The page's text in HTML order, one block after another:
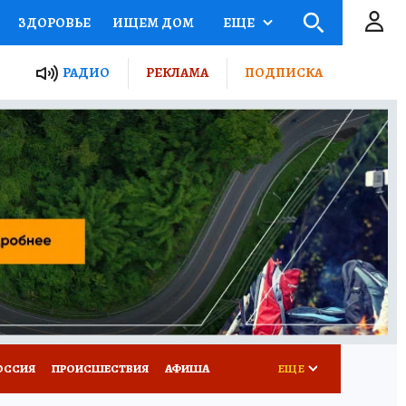
ЗДОРОВЬЕ ИЩЕМ ДОМ
ПРОЕКТЫ РОССИИ
ПУТЕВОДИТЕЛЬ
ТУРИЗМ
ПОТРЕБИТЕЛЯ ВСЕ О КП
ЕЩЕ
РАДИО РЕКЛАМА ПОДПИСКА
ПРОИСШЕСТВИЯ АФИША ЕЩЕ